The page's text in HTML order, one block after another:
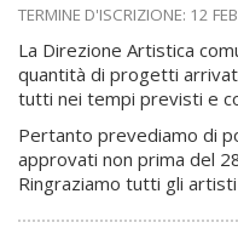
TERMINE D'ISCRIZIONE: 12
La Direzione Artistica
quantità di progetti
tutti nei tempi previsti e
Pertanto prevediamo di
approvati non prima del
Ringraziamo tutti gli